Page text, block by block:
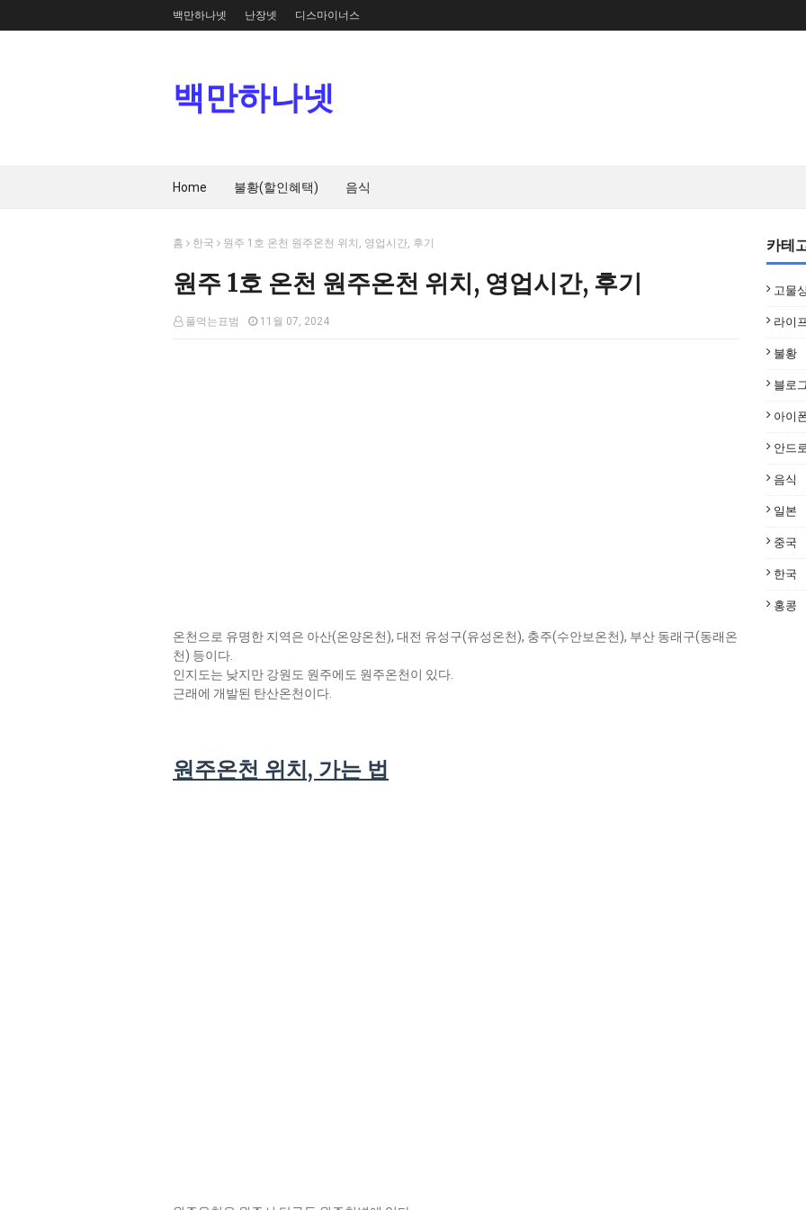
백만하나넷 난장넷 디스마이너스
백만하나넷
Home 불황(할인혜택) 음식
홈 한국 원주 1호 온천 원주온천 위치, 영업시간, 후기
원주 1호 온천 원주온천 위치, 영업시간, 후기
풀먹는표범 11월 07, 2024
온천으로 유명한 지역은 아산(온양온천), 대전 유성구(유성온천), 충주(수안보온천), 부산 동래구(동래온
천) 등이다.
인지도는 낮지만 강원도 원주에도 원주온천이 있다.
근래에 개발된 탄산온천이다.
원주온천 위치, 가는 법
카테
고물
라이
불황
블로
아이
안드
음식
일본
중국
한국
홍콩